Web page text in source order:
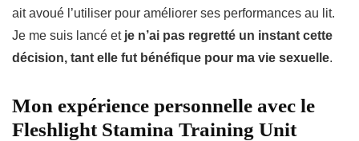
ait avoué l’utiliser pour améliorer ses performances au lit.
Je me suis lancé et je n’ai pas regretté un instant cette
décision, tant elle fut bénéfique pour ma vie sexuelle.
Mon expérience personnelle avec le
Fleshlight Stamina Training Unit